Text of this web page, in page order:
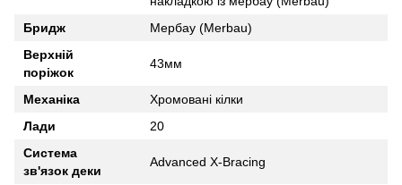
Бридж
Мербау (Merbau)
Верхній
поріжок
43мм
Механіка
Хромовані кілки
Лади
20
Система
зв'язок деки
Advanced X-Bracing